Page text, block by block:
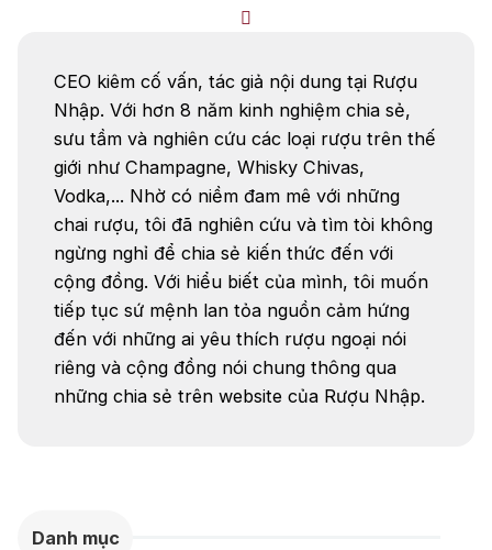
CEO kiêm cố vấn, tác giả nội dung tại Rượu
Nhập. Với hơn 8 năm kinh nghiệm chia sẻ,
sưu tầm và nghiên cứu các loại rượu trên thế
giới như Champagne, Whisky Chivas,
Vodka,... Nhờ có niềm đam mê với những
chai rượu, tôi đã nghiên cứu và tìm tòi không
ngừng nghỉ để chia sẻ kiến thức đến với
cộng đồng. Với hiểu biết của mình, tôi muốn
tiếp tục sứ mệnh lan tỏa nguồn cảm hứng
đến với những ai yêu thích rượu ngoại nói
riêng và cộng đồng nói chung thông qua
những chia sẻ trên website của Rượu Nhập.
Danh mục